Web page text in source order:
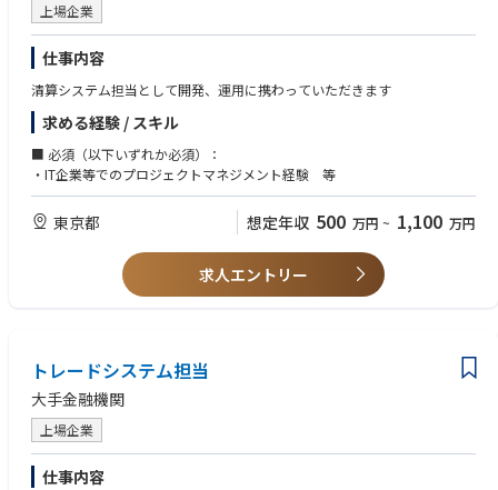
【キャリアパス】
本ポジションでは、SNS動画コンテンツを中心に、企画・制作・発信まで
一気通貫で担うことで、専門性を高めていただきます。
将来的には、ご志向や適性に応じて以下のようなキャリアパスが想定され
ます。
・コンテンツ／情報発信のスペシャリストに！
新商品・新サービスや金融経済教育コンテンツの企画領域を拡大し、自身
で企画し、出演や配信、効果測定まで一気通貫で行うことで専門性を高
め、当社の情報発信をリードしていただけます。
【当ポジションの魅力】
・動画コンテンツを中心に、資料作成から出演・発信まで一気通貫で関わ
・金融×コンテンツという専門性を高められる環境
・自身のアウトプットが顧客体験や金融リテラシー向上に直結する
【その他】
・顧客視点で「分かりやすく伝える」ことに価値を感じられる方
・自ら企画し、制作・発信までやり切れる自走力のある方
・変化の多い環境でも柔軟に対応できる方
・チーム内外と円滑に連携しながら業務を進められる方
上場企業
仕事内容
清算システム担当として開発、運用に携わっていただきます
求める経験 / スキル
■ 必須（以下いずれか必須）：
・IT企業等でのプロジェクトマネジメント経験 等
東京都 想定年収 500 万円 ~ 1,100 万円
求人エントリー
トレードシステム担当
大手金融機関
上場企業
仕事内容